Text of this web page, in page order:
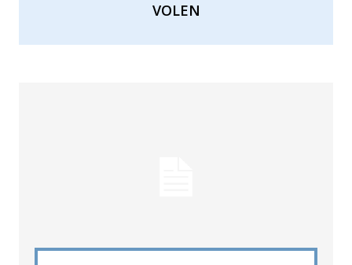
VOLEN